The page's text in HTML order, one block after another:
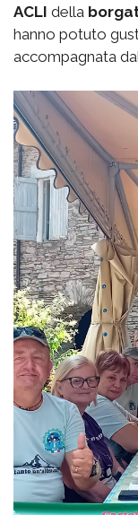
ACLI della
hanno potuto
accompagnata